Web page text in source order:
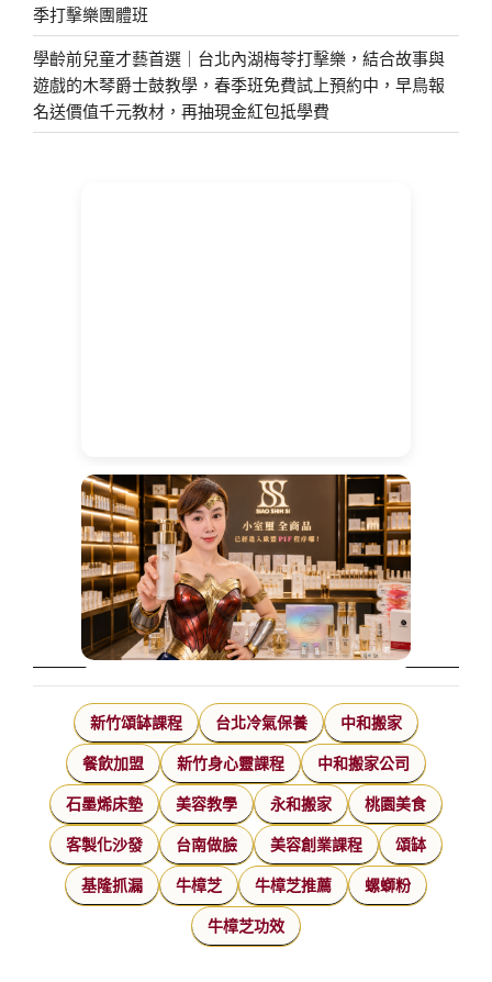
季打擊樂團體班
學齡前兒童才藝首選｜台北內湖梅苓打擊樂，結合故事與
遊戲的木琴爵士鼓教學，春季班免費試上預約中，早鳥報
名送價值千元教材，再抽現金紅包抵學費
新竹頌缽課程 台北冷氣保養 中和搬家
餐飲加盟 新竹身心靈課程 中和搬家公司
石墨烯床墊 美容教學 永和搬家 桃園美食
客製化沙發 台南做臉 美容創業課程 頌缽
基隆抓漏 牛樟芝 牛樟芝推薦 螺螄粉
牛樟芝功效